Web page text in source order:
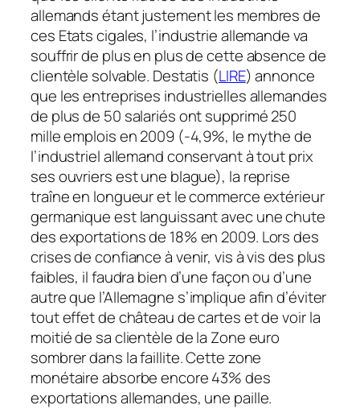
allemands étant justement les membres de
ces Etats cigales, l’industrie allemande va
souffrir de plus en plus de cette absence de
clientèle solvable. Destatis (LIRE) annonce
que les entreprises industrielles allemandes
de plus de 50 salariés ont supprimé 250
mille emplois en 2009 (-4,9%, le mythe de
l’industriel allemand conservant à tout prix
ses ouvriers est une blague), la reprise
traîne en longueur et le commerce extérieur
germanique est languissant avec une chute
des exportations de 18% en 2009. Lors des
crises de confiance à venir, vis à vis des plus
faibles, il faudra bien d’une façon ou d’une
autre que l’Allemagne s’implique afin d’éviter
tout effet de château de cartes et de voir la
moitié de sa clientèle de la Zone euro
sombrer dans la faillite. Cette zone
monétaire absorbe encore 43% des
exportations allemandes, une paille.